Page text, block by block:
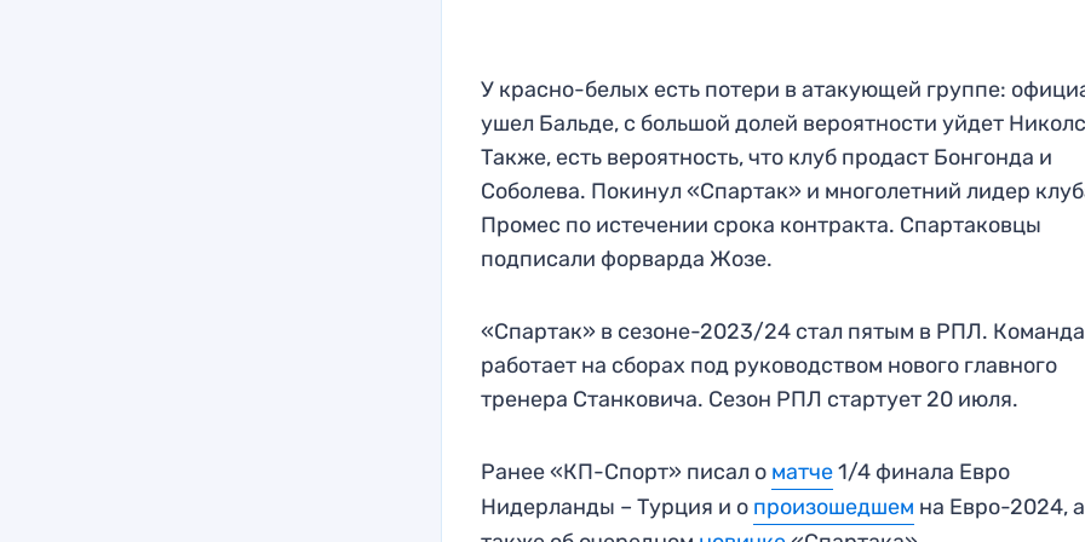
У красно-белых есть потери в атакующей группе:
ушел Бальде, с большой долей вероятности уйдет
Также, есть вероятность, что клуб продаст Бонгонда и
Соболева. Покинул «Спартак» и многолетний лидер
Промес по истечении срока контракта. Спартаковцы
подписали форварда Жозе.
«Спартак» в сезоне-2023/24 стал пятым в РПЛ. Команда
работает на сборах под руководством нового главного
тренера Станковича. Сезон РПЛ стартует 20 июля.
Ранее «КП-Спорт» писал о матче1/4 финала Евро
Нидерланды – Турция и о произошедшем на Евро-2024, а